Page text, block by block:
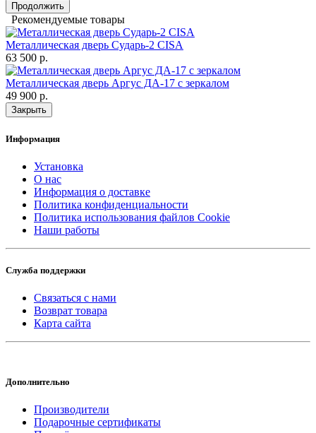
Продолжить
Рекомендуемые товары
Металлическая дверь Сударь-2 CISA
63 500 р.
Металлическая дверь Аргус ДА-17 с зеркалом
49 900 р.
Закрыть
Информация
Установка
О нас
Информация о доставке
Политика конфиденциальности
Политика использования файлов Cookie
Наши работы
Служба поддержки
Связаться с нами
Возврат товара
Карта сайта
Дополнительно
Производители
Подарочные сертификаты